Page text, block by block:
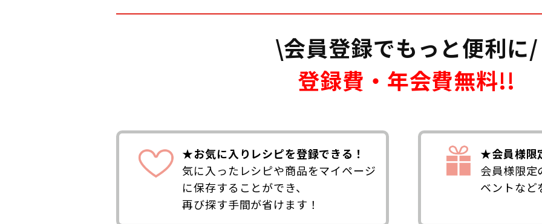
\会員登録でもっと便利に/
登録費・年会費無料!!
★お気に入りレシピを登録できる！
気に入ったレシピや商品をマイページ
に保存することができ、
再び探す手間が省けます！
★会員様限
会員様限定
ベントなど